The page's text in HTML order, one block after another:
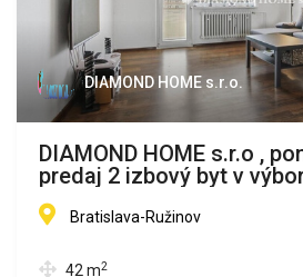
DIAMOND HOME s.r.o.
DIAMOND HOME s.r.o ,
predaj 2 izbový byt v
Bratislavy , Ostredky
Bratislava-Ružinov
42 m2